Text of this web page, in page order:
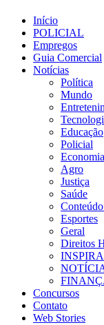
Início
POLICIAL
Empregos
Guia Comercial
Notícias
Política
Mundo
Educação
Policial
Economia
Agro
Justiça
Saúde
Esportes
Geral
Direitos
Concursos
Contato
Web Stories